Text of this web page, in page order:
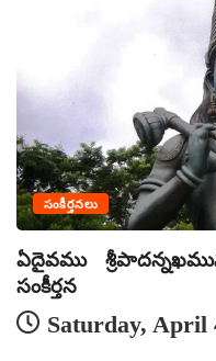
సంకీర్తనలు
ఏదైవము
సంకీర్తన
Saturday, April